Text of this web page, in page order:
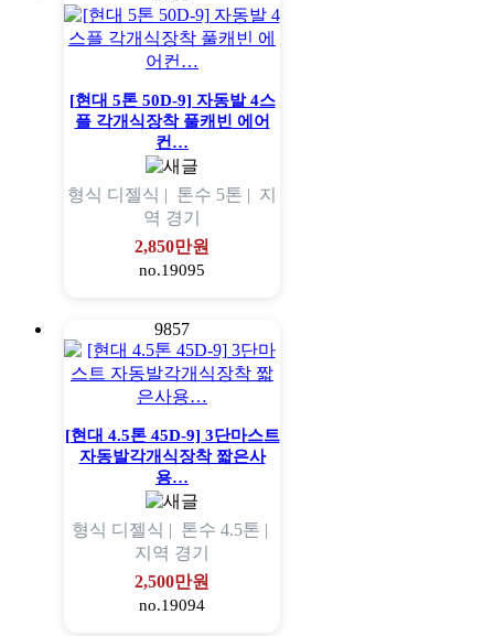
[현대 5톤 50D-9] 자동발 4스
플 각개식장착 풀캐빈 에어
컨…
형식 디젤식 | 톤수 5톤 | 지
역 경기
2,850만원
no.19095
9857
[현대 4.5톤 45D-9] 3단마스트
자동발각개식장착 짧은사
용…
형식 디젤식 | 톤수 4.5톤 |
지역 경기
2,500만원
no.19094